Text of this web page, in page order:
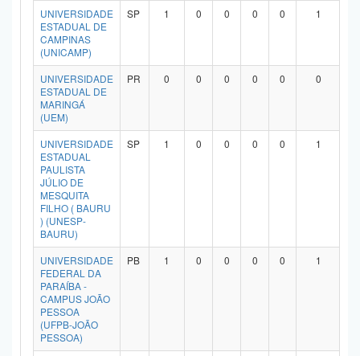
UNIVERSIDADE
ESTADUAL DE
CAMPINAS
(UNICAMP)
SP 1 0 0 0 0 1
UNIVERSIDADE
ESTADUAL DE
MARINGÁ
(UEM)
PR 0 0 0 0 0 0
UNIVERSIDADE
ESTADUAL
PAULISTA
JÚLIO DE
MESQUITA
FILHO ( BAURU
) (UNESP-
BAURU)
SP 1 0 0 0 0 1
UNIVERSIDADE
FEDERAL DA
PARAÍBA -
CAMPUS JOÃO
PESSOA
(UFPB-JOÃO
PESSOA)
PB 1 0 0 0 0 1